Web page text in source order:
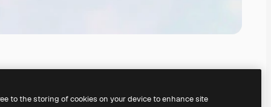
vår AI Image Generator.
to the storing of cookies on your device to enhance site